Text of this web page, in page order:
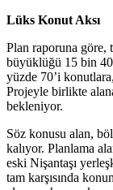
Lüks Konut Aksı
Plan raporuna göre,
büyüklüğü 15 bin
yüzde 70’i
Projeyle birlikte
bekleniyor.
Söz konusu alan,
kalıyor. Planlama
eski Nişantaşı
tam karşısında